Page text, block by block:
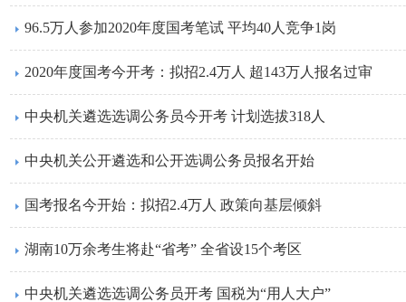
96.5万人参加2020年度国考笔试 平均40人竞争1岗
2020年度国考今开考：拟招2.4万人 超143万人报名过审
中央机关遴选选调公务员今开考 计划选拔318人
中央机关公开遴选和公开选调公务员报名开始
国考报名今开始：拟招2.4万人 政策向基层倾斜
湖南10万余考生将赴“省考” 全省设15个考区
中央机关遴选选调公务员开考 国税为“用人大户”